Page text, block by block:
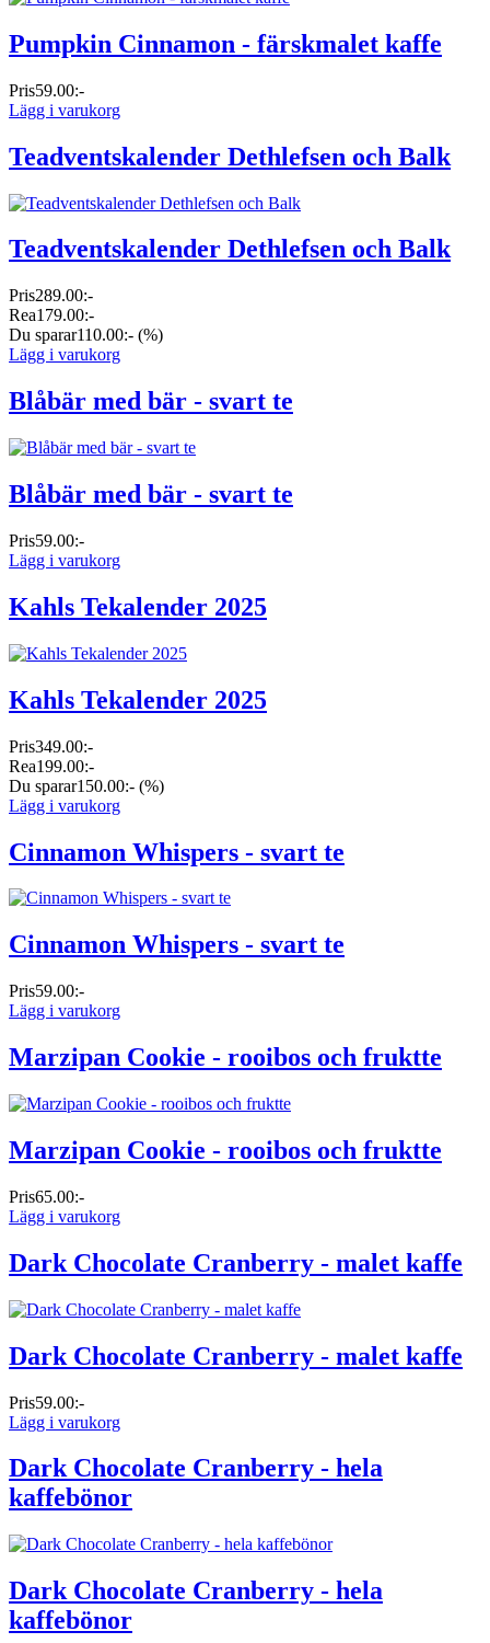
Pumpkin Cinnamon - färskmalet kaffe
Pris59.00:-
Lägg i varukorg
Teadventskalender Dethlefsen och Balk
Teadventskalender Dethlefsen och Balk
Pris289.00:-
Rea179.00:-
Du sparar110.00:- (%)
Lägg i varukorg
Blåbär med bär - svart te
Blåbär med bär - svart te
Pris59.00:-
Lägg i varukorg
Kahls Tekalender 2025
Kahls Tekalender 2025
Pris349.00:-
Rea199.00:-
Du sparar150.00:- (%)
Lägg i varukorg
Cinnamon Whispers - svart te
Cinnamon Whispers - svart te
Pris59.00:-
Lägg i varukorg
Marzipan Cookie - rooibos och fruktte
Marzipan Cookie - rooibos och fruktte
Pris65.00:-
Lägg i varukorg
Dark Chocolate Cranberry - malet kaffe
Dark Chocolate Cranberry - malet kaffe
Pris59.00:-
Lägg i varukorg
Dark Chocolate Cranberry - hela
kaffebönor
Dark Chocolate Cranberry - hela
kaffebönor